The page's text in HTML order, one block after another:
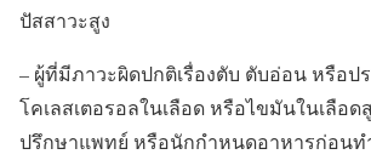
ปัสสาวะสูง
– ผู้ที่มีภาวะผิดปกติเรื่องตับ ตับอ่อน หรือป
โคเลสเตอรอลในเลือด หรือไขมันในเลือด
ปรึกษาแพทย์ หรือนักกำหนดอาหารก่อนท